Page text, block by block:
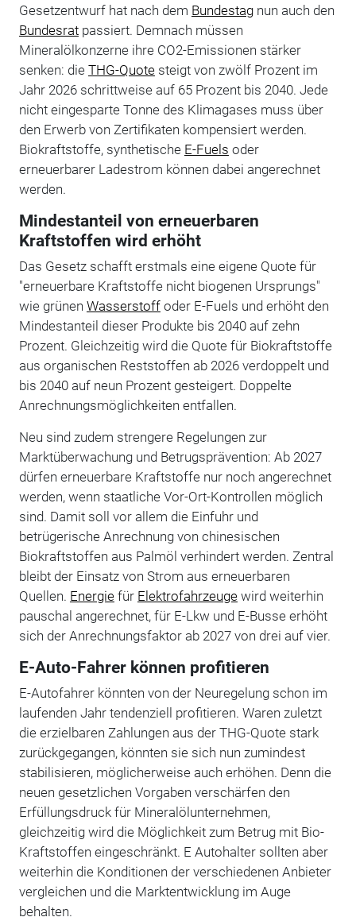
Gesetzentwurf hat nach dem Bundestagnun auch den
Bundesratpassiert. Demnach müssen
Mineralölkonzerne ihre CO2-Emissionen stärker
senken: die THG-Quotesteigt von zwölf Prozent im
Jahr 2026 schrittweise auf 65 Prozent bis 2040. Jede
nicht eingesparte Tonne des Klimagases muss über
den Erwerb von Zertifikaten kompensiert werden.
Biokraftstoffe, synthetische E-Fuels oder
erneuerbarer Ladestrom können dabei angerechnet
werden.
Mindestanteil von erneuerbaren
Kraftstoffen wird erhöht
Das Gesetz schafft erstmals eine eigene Quote für
"erneuerbare Kraftstoffe nicht biogenen Ursprungs"
wie grünen Wasserstoffoder E-Fuels und erhöht den
Mindestanteil dieser Produkte bis 2040 auf zehn
Prozent. Gleichzeitig wird die Quote für Biokraftstoffe
aus organischen Reststoffen ab 2026 verdoppelt und
bis 2040 auf neun Prozent gesteigert. Doppelte
Anrechnungsmöglichkeiten entfallen.
Neu sind zudem strengere Regelungen zur
Marktüberwachung und Betrugsprävention: Ab 2027
dürfen erneuerbare Kraftstoffe nur noch angerechnet
werden, wenn staatliche Vor-Ort-Kontrollen möglich
sind. Damit soll vor allem die Einfuhr und
betrügerische Anrechnung von chinesischen
Biokraftstoffen aus Palmöl verhindert werden. Zentral
bleibt der Einsatz von Strom aus erneuerbaren
Quellen. Energiefür Elektrofahrzeugewird weiterhin
pauschal angerechnet, für E-Lkw und E-Busse erhöht
sich der Anrechnungsfaktor ab 2027 von drei auf vier.
E-Auto-Fahrer können profitieren
E-Autofahrer könnten von der Neuregelung schon im
laufenden Jahr tendenziell profitieren. Waren zuletzt
die erzielbaren Zahlungen aus der THG-Quote stark
zurückgegangen, könnten sie sich nun zumindest
stabilisieren, möglicherweise auch erhöhen. Denn die
neuen gesetzlichen Vorgaben verschärfen den
Erfüllungsdruck für Mineralölunternehmen,
gleichzeitig wird die Möglichkeit zum Betrug mit Bio-
Kraftstoffen eingeschränkt. E Autohalter sollten aber
weiterhin die Konditionen der verschiedenen Anbieter
vergleichen und die Marktentwicklung im Auge
behalten.